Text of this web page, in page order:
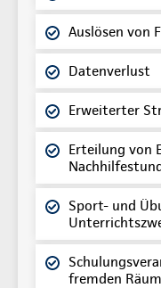
Auslösen von
Datenverlust
Erweiterter
Erteilung von
Sport- und
fremden